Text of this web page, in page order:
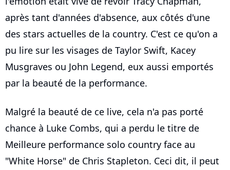
après tant d'années d'absence, aux côtés d'une
des stars actuelles de la country. C'est ce qu'on a
pu lire sur les visages de Taylor Swift, Kacey
Musgraves ou John Legend, eux aussi emportés
par la beauté de la performance.
Malgré la beauté de ce live, cela n'a pas porté
chance à Luke Combs, qui a perdu le titre de
Meilleure performance solo country face au
"White Horse" de Chris Stapleton. Ceci dit, il peut